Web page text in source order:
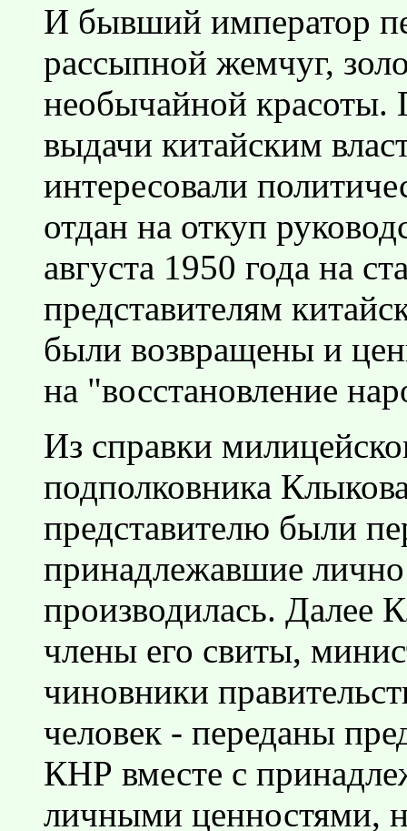
И бывший император
рассыпной жемчуг,
необычайной красоты.
выдачи китайским
интересовали
отдан на откуп
августа 1950 года на
представителям
были возвращены и
на "восстановление
Из справки
подполковника
представителю были
принадлежавшие
производилась. Далее
члены его свиты,
чиновники
человек - переданы
КНР вместе с
личными ценностями,